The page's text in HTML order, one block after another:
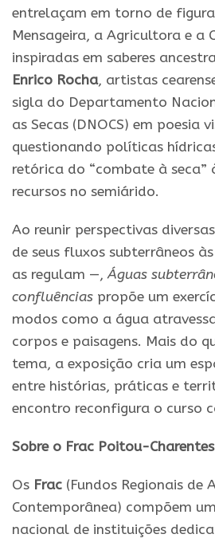
entrelaçam em torno de
Mensageira, a Agricultora e a
inspiradas em saberes
Enrico Rocha, artistas
sigla do Departamento
as Secas (DNOCS) em poesia
questionando políticas
retórica do “combate à seca”
recursos no semiárido.
Ao reunir perspectivas
de seus fluxos subterrâneos
as regulam —,Águas
confluências propõe um
modos como a água
corpos e paisagens. Mais do
tema, a exposição cria um
entre histórias, práticas e
encontro reconfigura o curso
Sobre o Frac Poitou-Charentes
Os Frac (Fundos Regionais de
Contemporânea) compõem
nacional de instituições